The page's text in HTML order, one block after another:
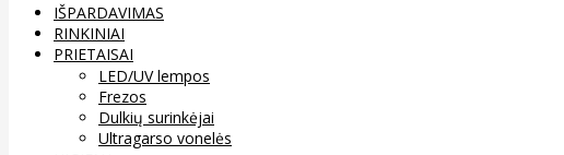
IŠPARDAVIMAS
RINKINIAI
PRIETAISAI
LED/UV lempos
Frezos
Dulkių surinkėjai
Ultragarso vonelės